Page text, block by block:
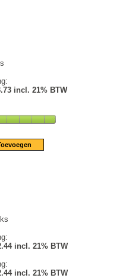
incl. 21% BTW
incl. 21% BTW
incl. 21% BTW